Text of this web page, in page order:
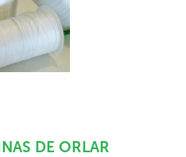
DE ORLAR